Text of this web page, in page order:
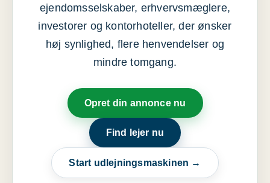
ejendomsselskaber, erhvervsmæglere,
investorer og kontorhoteller, der ønsker
høj synlighed, flere henvendelser og
mindre tomgang.
Opret din annonce nu
Find lejer nu
Start udlejningsmaskinen →